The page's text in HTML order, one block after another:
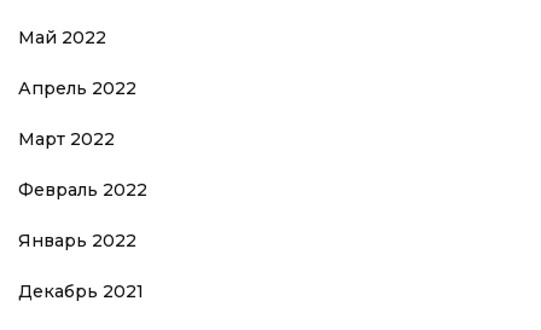
Май 2022
Апрель 2022
Март 2022
Февраль 2022
Январь 2022
Декабрь 2021